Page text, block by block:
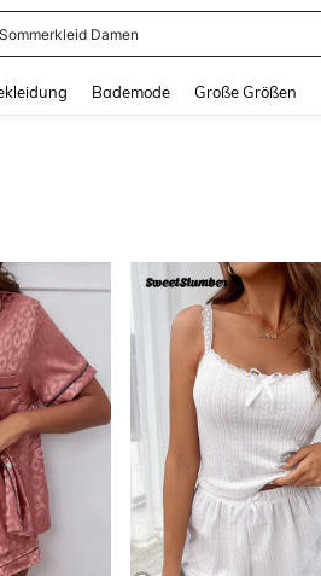
Sommerkleid Damen
Bademode Große Größen